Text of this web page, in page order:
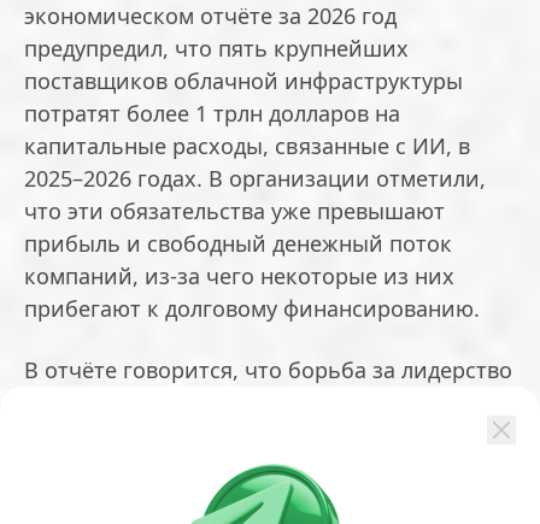
экономическом отчёте за 2026 год
предупредил, что пять крупнейших
поставщиков облачной инфраструктуры
потратят более 1 трлн долларов на
капитальные расходы, связанные с ИИ, в
2025–2026 годах. В организации отметили,
что эти обязательства уже превышают
прибыль и свободный денежный поток
компаний, из-за чего некоторые из них
прибегают к долговому финансированию.
В отчёте говорится, что борьба за лидерство
отдачей. Если ожидания по монетизации не
оправдаются, это может спровоцировать